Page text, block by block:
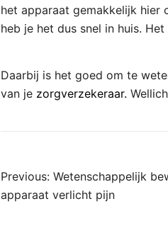
het apparaat gemakkelijk hier
heb je het dus snel in huis.
Daarbij is het goed om te
van je zorgverzekeraar.
Previous: Wetenschappelijk
apparaat verlicht pijn